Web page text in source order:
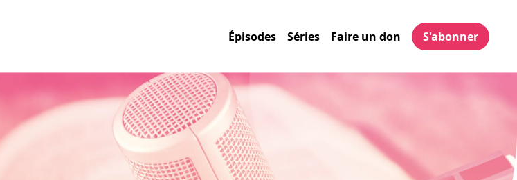
Épisodes Séries Faire un don S'abonner